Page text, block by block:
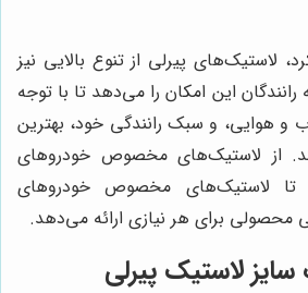
لاستیک‌های پیرلی از تنوع بالایی نیز
رانندگان این امکان را می‌دهد تا با توجه
و هوایی، و سبک رانندگی خود، بهترین
از لاستیک‌های مخصوص خودروهای
تا لاستیک‌های مخصوص خودروهای
محصولی برای هر نیازی ارائه می‌دهد.
لاستیک پیرلی